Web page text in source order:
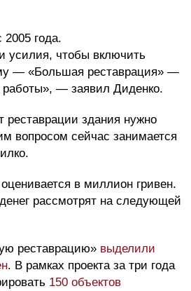
2005 года.
усилия, чтобы включить
— «Большая реставрация» —
работы», — заявил Диденко.
реставрации здания нужно
вопросом сейчас занимается
в миллион гривен.
рассмотрят на следующей
реставрацию» выделили
. В рамках проекта за три года
150 объектов